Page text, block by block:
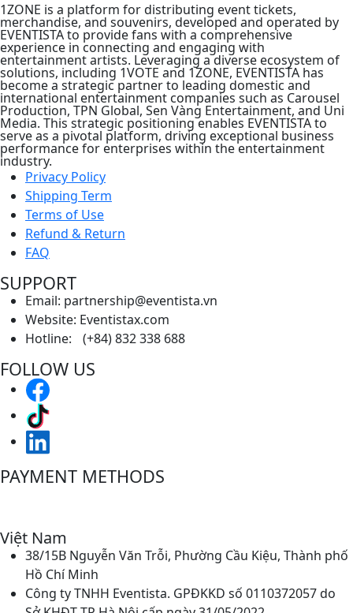
1ZONE is a platform for distributing event tickets,
merchandise, and souvenirs, developed and operated by
EVENTISTA to provide fans with a comprehensive
experience in connecting and engaging with
entertainment artists. Leveraging a diverse ecosystem of
solutions, including 1VOTE and 1ZONE, EVENTISTA has
become a strategic partner to leading domestic and
international entertainment companies such as Carousel
Production, TPN Global, Sen Vàng Entertainment, and Uni
Media. This strategic positioning enables EVENTISTA to
serve as a pivotal platform, driving exceptional business
performance for enterprises within the entertainment
industry.
Privacy Policy
Shipping Term
Terms of Use
Refund & Return
FAQ
SUPPORT
Email: partnership@eventista.vn
Website: Eventistax.com
Hotline: (+84) 832 338 688
FOLLOW US
PAYMENT METHODS
Việt Nam
38/15B Nguyễn Văn Trỗi, Phường Cầu Kiệu, Thành phố
Hồ Chí Minh
Công ty TNHH Eventista. GPĐKKD số 0110372057 do